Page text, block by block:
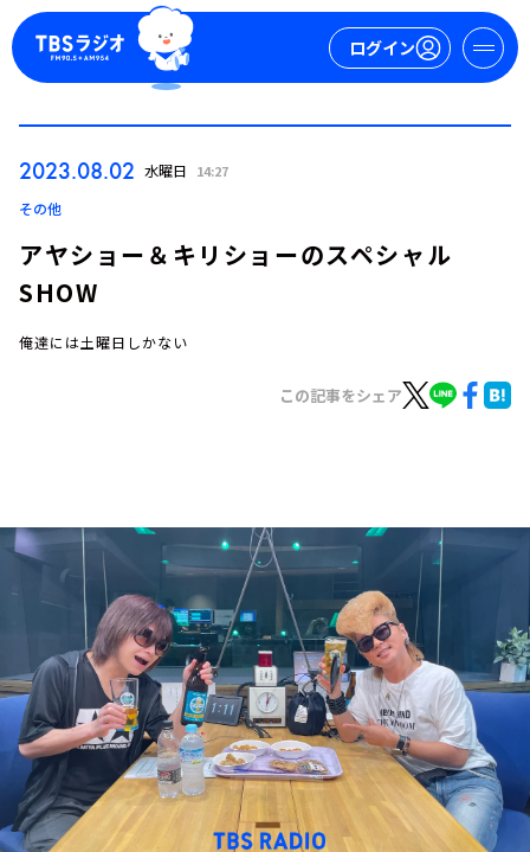
ログイン
お知らせ
イベント・グッズ
YouTube
会社情報
2023.08.02 水曜日 14:27
その他
アヤショー＆キリショーのスペシャル
SHOW
俺達には土曜日しかない
この記事をシェア